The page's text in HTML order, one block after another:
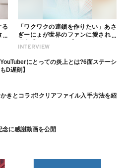
る
INTERVIEW
「ワクワクの連鎖を作りたい」あさ
ぎーにょが世界のファンに愛される
YouTuberにとっての炎上とは?6面ステーシ
D遅刻】
きとコラボ!クリアファイル入手方法を紹
念に感謝動画を公開